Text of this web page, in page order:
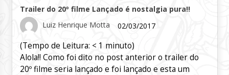
Trailer do 20º filme Lançado é nostalgia pura!!
Luiz Henrique Motta
02/03/2017
(Tempo de Leitura: < 1 minuto)
Alola!! Como foi dito no post anterior o trailer do
20º filme seria lançado e foi lançado e esta um